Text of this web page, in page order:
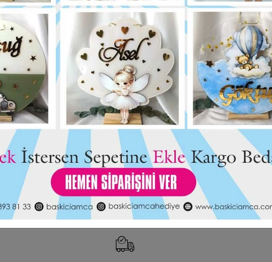
Vosvoslu Kalp
Kartlı
28,00 TL Baskıcı Amca Kartlı Açacak Magnet 28,00 TL